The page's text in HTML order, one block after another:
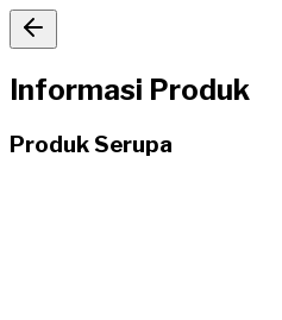
Informasi Produk
Produk Serupa